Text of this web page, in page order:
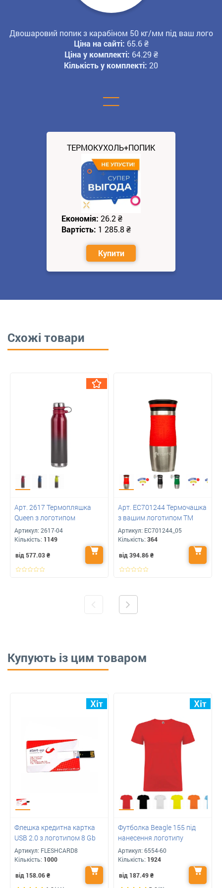
Двошаровий попик з карабіном 50 кг/мм під ваш лого
Ціна на сайті: 65.6 ₴
Ціна у комплекті: 64.29 ₴
Кількість у комплекті: 20
=
ТЕРМОКУХОЛЬ+ПОПИК
Економія: 26.2 ₴
Вартість: 1 285.8₴
Купити
Схожі товари
Арт. 2617 Термопляшка
Queen з логотипом
Артикул: 2617-04
Кількість: 1149
від 577.03₴
Арт. ЕС701244 Термочашка
з вашим логотипом ТМ
Артикул: ЕС701244_05
Кількість: 364
від 394.86₴
Купують із цим товаром
Флешка кредитна картка
USB 2.0 з логотипом 8 Gb
Артикул: FLESHCARD8
Кількість: 1000
від 158.06₴
Футболка Beagle 155 під
нанесення логотипу
Артикул: 6554-60
Кількість: 1924
від 187.49₴